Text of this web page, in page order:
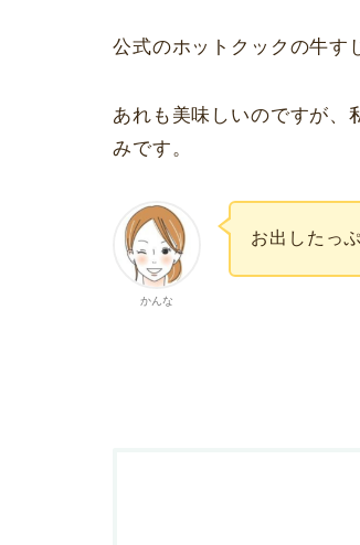
公式のホットクックの牛す
あれも美味しいのですが、
みです。
かんな
お出したっ